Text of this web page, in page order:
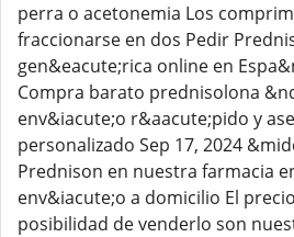
perra o acetonemia Los
fraccionarse en dos Pedir
gen&eacute;rica online en
Compra barato prednisolona
env&iacute;o r&aacute;pido y
personalizado Sep 17, 2024
Prednison en nuestra farmacia
env&iacute;o a domicilio El
posibilidad de venderlo son